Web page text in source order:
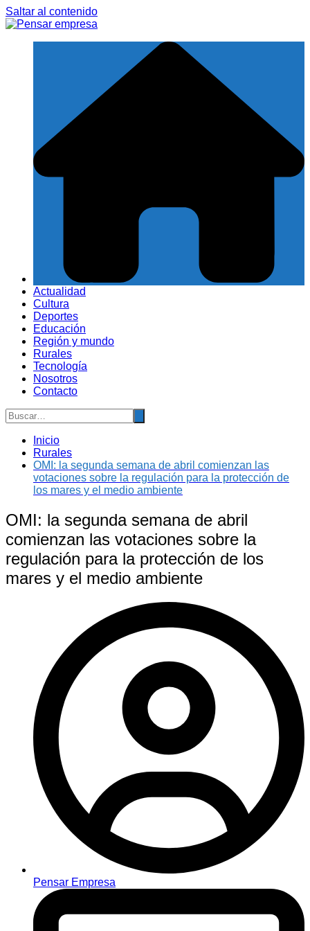
Saltar al contenido
Actualidad
Cultura
Deportes
Educación
Región y mundo
Rurales
Tecnología
Nosotros
Contacto
Inicio
Rurales
OMI: la segunda semana de abril comienzan las
votaciones sobre la regulación para la protección de
los mares y el medio ambiente
OMI: la segunda semana de abril
comienzan las votaciones sobre la
regulación para la protección de los
mares y el medio ambiente
Pensar Empresa